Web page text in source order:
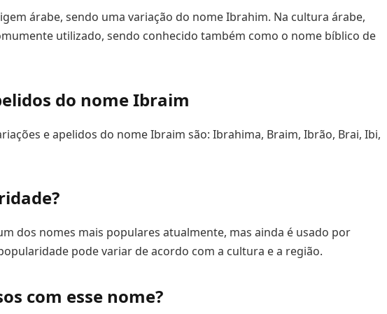
árabe, sendo uma variação do nome Ibrahim. Na cultura árabe,
utilizado, sendo conhecido também como o nome bíblico de
do nome Ibraim
e apelidos do nome Ibraim são: Ibrahima, Braim, Ibrão, Brai, Ibi,
dos nomes mais populares atualmente, mas ainda é usado por
pode variar de acordo com a cultura e a região.
com esse nome?